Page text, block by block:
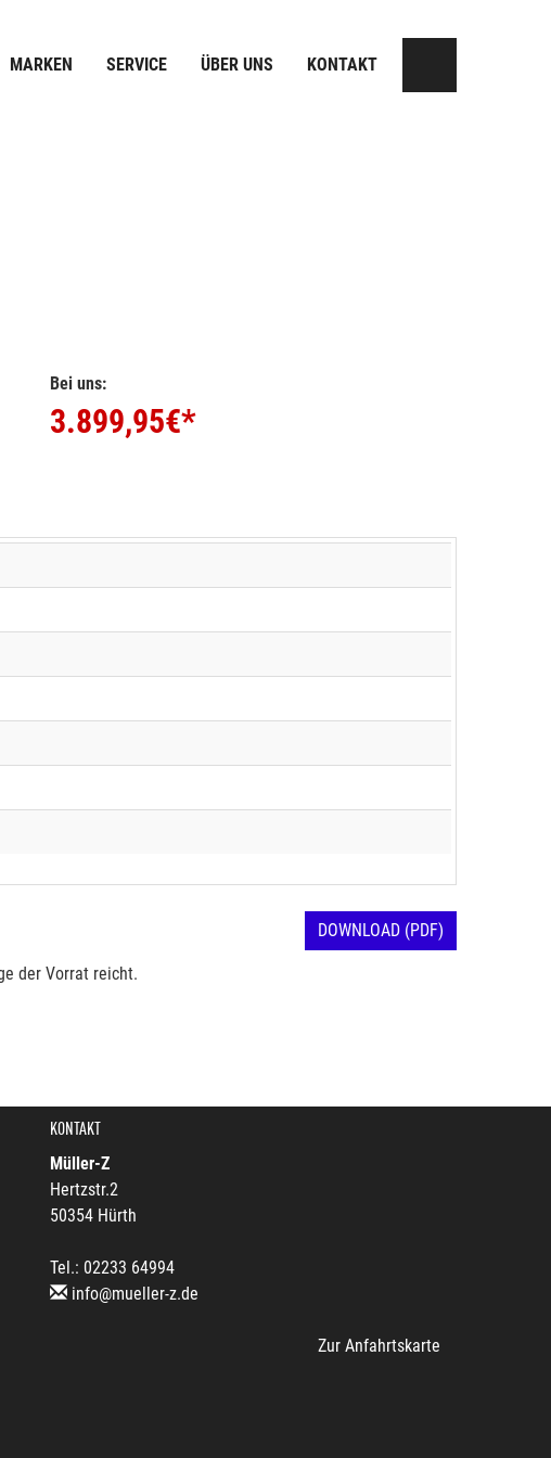
MARKEN SERVICE ÜBER UNS KONTAKT
Bei uns:
3.899,95€*
DOWNLOAD (PDF)
der Vorrat reicht.
KONTAKT
Müller-Z
Hertzstr.2
50354 Hürth
Tel.: 02233 64994
info@mueller-z.de
Zur Anfahrtskarte